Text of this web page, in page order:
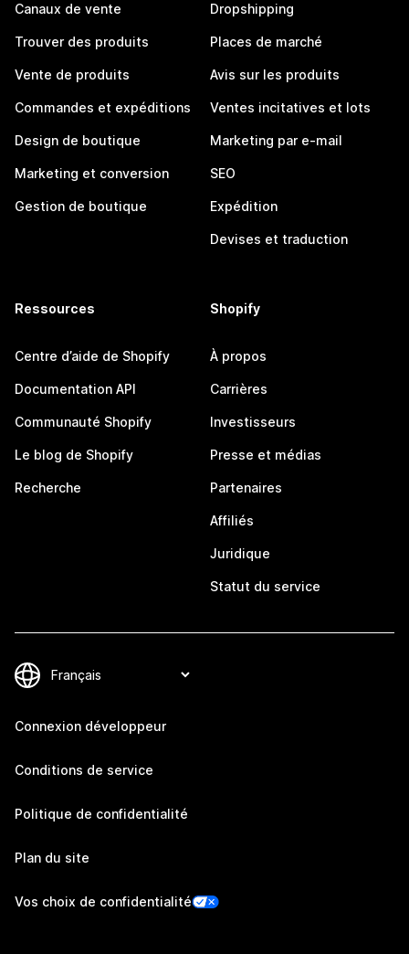
Canaux de vente
Trouver des produits
Vente de produits
Commandes et expéditions
Design de boutique
Marketing et conversion
Gestion de boutique
Dropshipping
Places de marché
Avis sur les produits
Ventes incitatives et lots
Marketing par e-mail
SEO
Expédition
Devises et traduction
Ressources
Centre d’aide de Shopify
Documentation API
Communauté Shopify
Le blog de Shopify
Recherche
Shopify
À propos
Carrières
Investisseurs
Presse et médias
Partenaires
Affiliés
Juridique
Statut du service
Connexion développeur
Conditions de service
Politique de confidentialité
Plan du site
Vos choix de confidentialité